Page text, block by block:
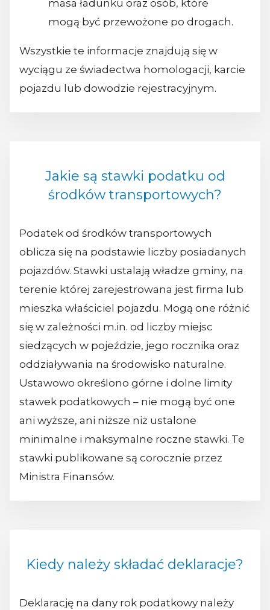
masa ładunku oraz osób, które
mogą być przewożone po drogach.
Wszystkie te informacje znajdują się w
wyciągu ze świadectwa homologacji, karcie
pojazdu lub dowodzie rejestracyjnym.
Jakie są stawki podatku od
środków transportowych?
Podatek od środków transportowych
oblicza się na podstawie liczby posiadanych
pojazdów. Stawki ustalają władze gminy, na
terenie której zarejestrowana jest firma lub
mieszka właściciel pojazdu. Mogą one różnić
się w zależności m.in. od liczby miejsc
siedzących w pojeździe, jego rocznika oraz
oddziaływania na środowisko naturalne.
Ustawowo określono górne i dolne limity
stawek podatkowych – nie mogą być one
ani wyższe, ani niższe niż ustalone
minimalne i maksymalne roczne stawki. Te
stawki publikowane są corocznie przez
Ministra Finansów.
Kiedy należy składać deklaracje?
Deklarację na dany rok podatkowy należy